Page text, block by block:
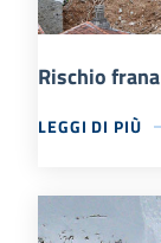
Rischio frana
LEGGI DI PIÙ